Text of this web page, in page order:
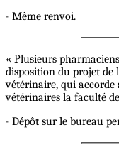
- Même renvoi.
« Plusieurs
disposition du projet de
vétérinaire, qui
vétérinaires la faculté
- Dépôt sur le bureau